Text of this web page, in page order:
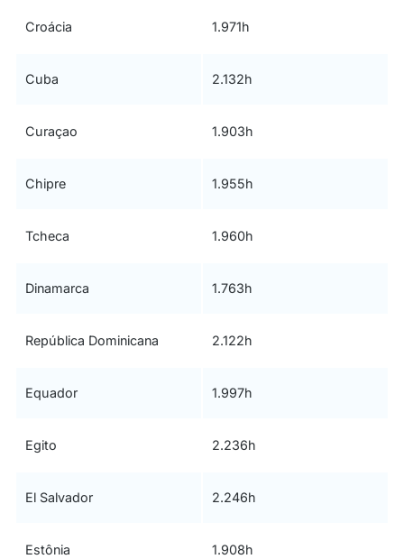
Croácia 1.971h
Cuba 2.132h
Curaçao 1.903h
Chipre 1.955h
Tcheca 1.960h
Dinamarca 1.763h
República Dominicana 2.122h
Equador 1.997h
Egito 2.236h
El Salvador 2.246h
Estônia 1.908h